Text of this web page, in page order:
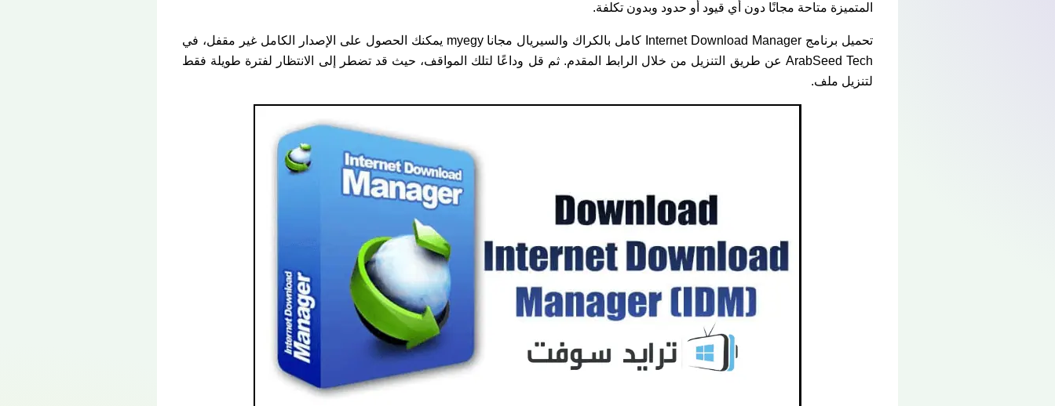
المتميزة متاحة مجانًا دون أي قيود أو حدود وبدون تكلفة.
تحميل برنامج Internet Download Manager كامل بالكراك والسيريال مجانا myegy يمكنك الحصول على الإصدار الكامل غير مقفل، في
ArabSeed Tech عن طريق التنزيل من خلال الرابط المقدم. ثم قل وداعًا لتلك المواقف، حيث قد تضطر إلى الانتظار لفترة طويلة فقط
لتنزيل ملف.